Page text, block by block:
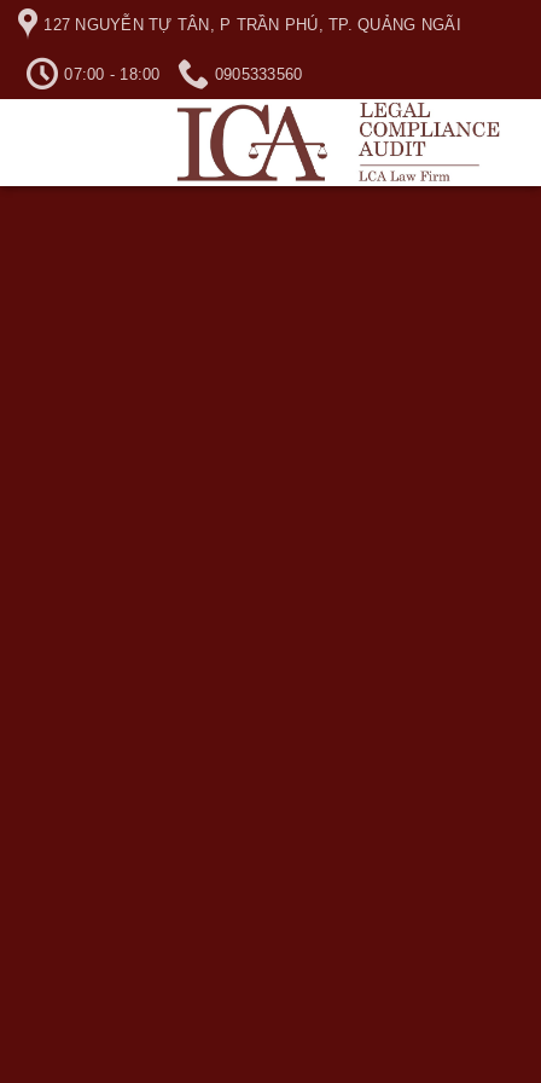
Skip
content
127 NGUYỄN TỰ TÂN, P TRẦN PHÚ, TP. QUẢNG NGÃI
07:00 - 18:00 0905333560